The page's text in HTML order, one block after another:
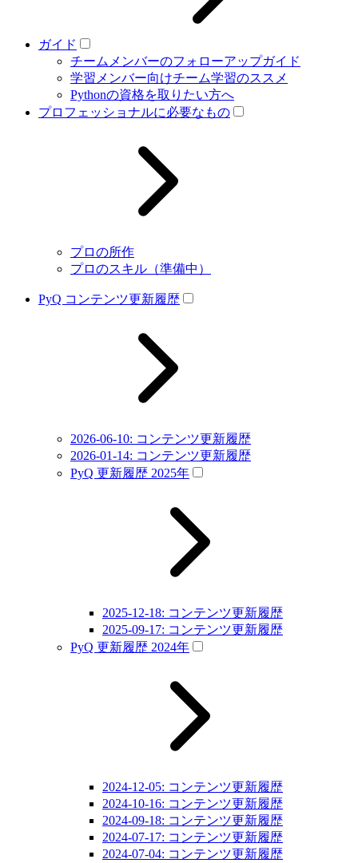
ガイド
チームメンバーのフォローアップガイド
学習メンバー向けチーム学習のススメ
Pythonの資格を取りたい方へ
プロフェッショナルに必要なもの
プロの所作
プロのスキル（準備中）
PyQ コンテンツ更新履歴
2026-06-10: コンテンツ更新履歴
2026-01-14: コンテンツ更新履歴
PyQ 更新履歴 2025年
2025-12-18: コンテンツ更新履歴
2025-09-17: コンテンツ更新履歴
PyQ 更新履歴 2024年
2024-12-05: コンテンツ更新履歴
2024-10-16: コンテンツ更新履歴
2024-09-18: コンテンツ更新履歴
2024-07-17: コンテンツ更新履歴
2024-07-04: コンテンツ更新履歴